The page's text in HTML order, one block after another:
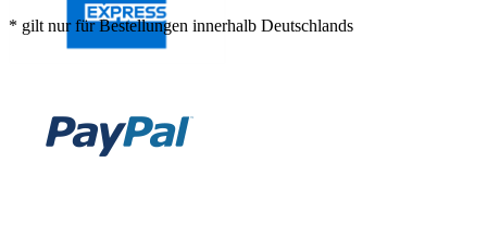
* gilt nur für Bestellungen innerhalb Deutschlands